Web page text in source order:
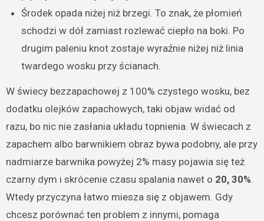
Środek opada niżej niż brzegi. To znak, że płomień
schodzi w dół zamiast rozlewać ciepło na boki. Po
drugim paleniu knot zostaje wyraźnie niżej niż linia
twardego wosku przy ścianach.
W świecy bezzapachowej z 100% czystego wosku, bez
dodatku olejków zapachowych, taki objaw widać od
razu, bo nic nie zasłania układu topnienia. W świecach z
zapachem albo barwnikiem obraz bywa podobny, ale przy
nadmiarze barwnika powyżej 2% masy pojawia się też
czarny dym i skrócenie czasu spalania nawet o 20, 30%.
Wtedy przyczyna łatwo miesza się z objawem. Gdy
chcesz porównać ten problem z innymi, pomaga